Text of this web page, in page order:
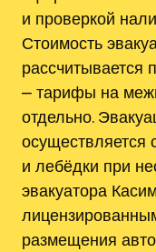
и проверкой
Стоимость
рассчитывается
⎼ тарифы на
отдельно.
осуществляется
и лебёдки при
эвакуатора
размещения